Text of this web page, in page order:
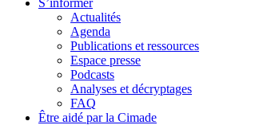
S’informer
Actualités
Agenda
Publications et ressources
Espace presse
Podcasts
Analyses et décryptages
FAQ
Être aidé par la Cimade